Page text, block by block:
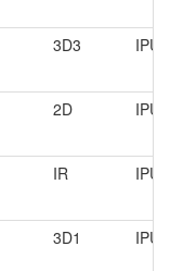
3D3 IPU
2D IPU
IR IPU
3D1 IPU